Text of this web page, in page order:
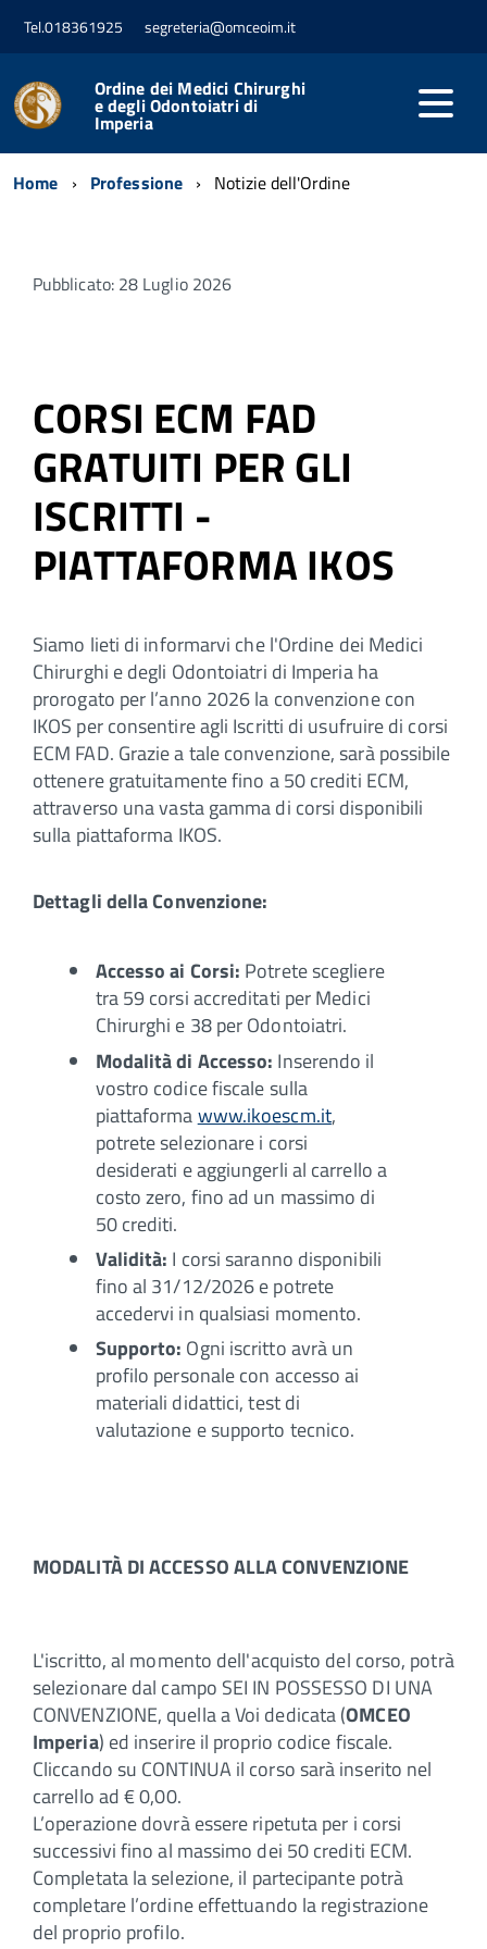
Tel.018361925 segreteria@omceoim.it
Ordine dei Medici Chirurghi
e degli Odontoiatri di
Imperia
Home Professione Notizie dell'Ordine
Pubblicato: 28 Luglio 2026
CORSI ECM FAD
GRATUITI PER GLI
ISCRITTI -
PIATTAFORMA IKOS
Siamo lieti di informarvi che l'Ordine dei Medici
Chirurghi e degli Odontoiatri di Imperia ha
prorogato per l’anno 2026 la convenzione con
IKOS per consentire agli Iscritti di usufruire di corsi
ECM FAD. Grazie a tale convenzione, sarà possibile
ottenere gratuitamente fino a 50 crediti ECM,
attraverso una vasta gamma di corsi disponibili
sulla piattaforma IKOS.
Dettagli della Convenzione:
Accesso ai Corsi: Potrete scegliere
tra 59 corsi accreditati per Medici
Chirurghi e 38 per Odontoiatri.
Modalità di Accesso: Inserendo il
vostro codice fiscale sulla
piattaformawww.ikoescm.it,
potrete selezionare i corsi
desiderati e aggiungerli al carrello a
costo zero, fino ad un massimo di
50 crediti.
Validità: I corsi saranno disponibili
fino al 31/12/2026 e potrete
accedervi in qualsiasi momento.
Supporto: Ogni iscritto avrà un
profilo personale con accesso ai
materiali didattici, test di
valutazione e supporto tecnico.
MODALITÀ DI ACCESSO ALLA CONVENZIONE
L'iscritto, al momento dell'acquisto del corso, potrà
selezionare dal campo SEI IN POSSESSO DI UNA
CONVENZIONE, quella a Voi dedicata (OMCEO
Imperia) ed inserire il proprio codice fiscale.
Cliccando su CONTINUA il corso sarà inserito nel
carrello ad € 0,00.
L’operazione dovrà essere ripetuta per i corsi
successivi fino al massimo dei 50 crediti ECM.
Completata la selezione, il partecipante potrà
completare l’ordine effettuando la registrazione
del proprio profilo.